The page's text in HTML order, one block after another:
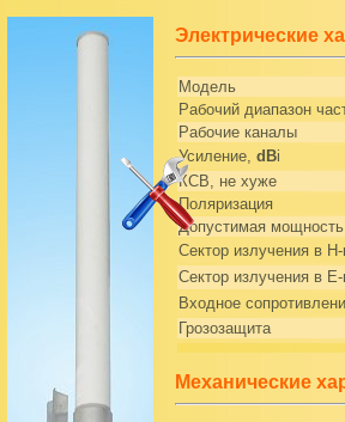
Электрические
Модель
Рабочий диапазон
Рабочие каналы
Усиление, dBi
КСВ, не хуже
Поляризация
Допустимая
Сектор излучения в
Сектор излучения в
Входное
Грозозащита
Механические